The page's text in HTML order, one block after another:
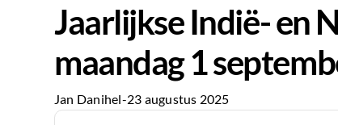
Jaarlijkse Indië- en
maandag 1
Jan Danihel-23 augustus 2025